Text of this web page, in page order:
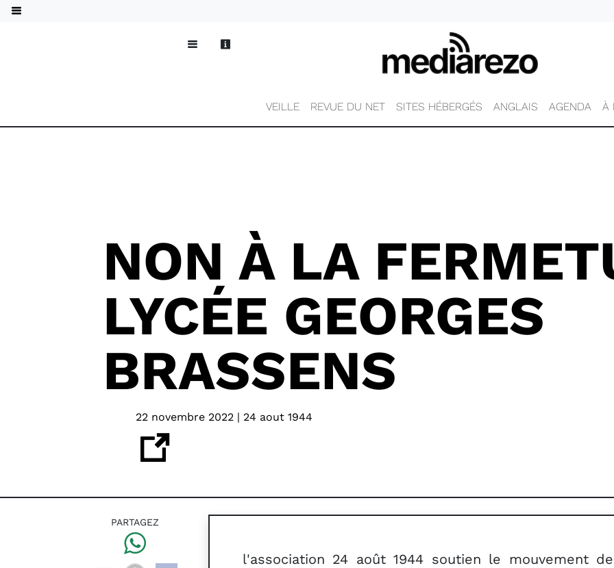
VEILLE REVUE DU NET SITES HÉBERGÉS ANGLAIS AGENDA À
NON À LA
LYCÉE GEORGES
BRASSENS
22 novembre 2022 | 24 aout 1944
l'association 24 août 1944 soutien le mouvement de
PARTAGEZ